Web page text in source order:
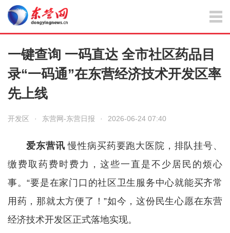
一键查询 一码直达 全市社区药品目
录“一码通”在东营经济技术开发区率
先上线
开发区 · 东营网-东营日报 · 2026-06-24 07:40
爱东营讯 慢性病买药要跑大医院，排队挂号、
缴费取药费时费力，这些一直是不少居民的烦心
事。“要是在家门口的社区卫生服务中心就能买齐常
用药，那就太方便了！”如今，这份民生心愿在东营
经济技术开发区正式落地实现。